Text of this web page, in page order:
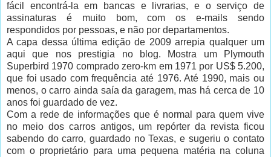
fácil encontrá-la em bancas e livrarias, e o serviço de
assinaturas é muito bom, com os e-mails sendo
respondidos por pessoas, e não por departamentos.
A capa dessa última edição de 2009 arrepia qualquer um
aqui que nos prestigia no blog. Mostra um Plymouth
Superbird 1970 comprado zero-km em 1971 por US$ 5.200,
que foi usado com frequência até 1976. Até 1990, mais ou
menos, o carro ainda saía da garagem, mas há cerca de 10
anos foi guardado de vez.
Com a rede de informações que é normal para quem vive
no meio dos carros antigos, um repórter da revista ficou
sabendo do carro, guardado no Texas, e sugeriu o contato
com o proprietário para uma pequena matéria na coluna